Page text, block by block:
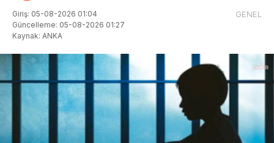
Giriş: 05-08-2026 01:04
Güncelleme: 05-08-2026 01:27
Kaynak: ANKA
GENEL